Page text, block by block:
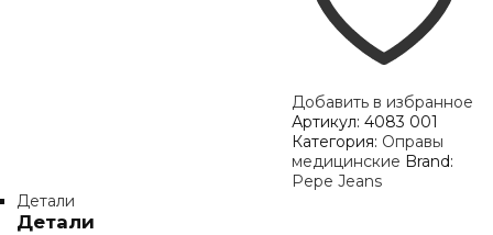
Добавить в избранное
Артикул: 4083 001
Категория: Оправы
медицинские Brand:
Pepe Jeans
Детали
Детали